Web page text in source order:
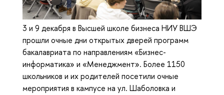
3 и 9 декабря в Высшей школе бизнеса НИУ ВШЭ
прошли очные дни открытых дверей программ
бакалавриата по направлениям «Бизнес-
информатика» и «Менеджмент». Более 1150
школьников и их родителей посетили очные
мероприятия в кампусе на ул. Шаболовка и